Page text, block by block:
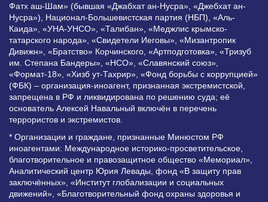
Фатх аш-Шам» (бывшая «Джабхат ан-Нусра», «Джебхат ан-
Нусра»), Национал-Большевистская партия (НБП), «Аль-
Каида», «УНА-УНСО», «Талибан», «Меджлис крымско-
татарского народа», «Свидетели Иеговы», «Мизантропик
Дивижн», «Братство» Корчинского, «Артподготовка», «Тризуб
им. Степана Бандеры», «НСО», «Славянский союз»,
«Формат-18», «Хизб ут-Тахрир», «Фонд борьбы с коррупцией»
(ФБК) – организация-иноагент, признанная экстремистской,
запрещена в РФ и ликвидирована по решению суда; её
основатель Алексей Навальный включён в перечень
террористов и экстремистов.
* Организации и граждане, признанные Минюстом РФ
иноагентами: Международное историко-просветительское,
благотворительное и правозащитное общество «Мемориал»,
Аналитический центр Юрия Левады, фонд «В защиту прав
заключённых», «Институт глобализации и социальных
движений», «Благотворительный фонд охраны здоровья и